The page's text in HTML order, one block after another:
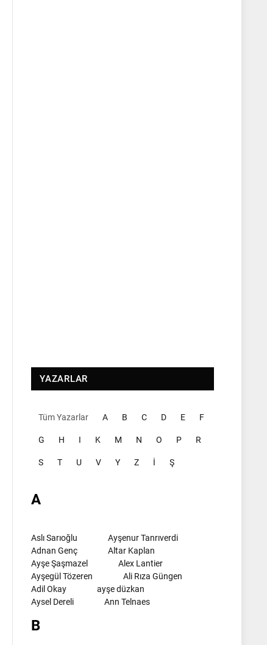
YAZARLAR
Tüm Yazarlar A B C D E F
G H I K M N O P R
S T U V Y Z İ Ş
A
Aslı Sarıoğlu
Ayşenur Tanrıverdi
Adnan Genç
Altar Kaplan
Ayşe Şaşmazel
Alex Lantier
Ayşegül Tözeren
Ali Rıza Güngen
Adil Okay
ayşe düzkan
Aysel Dereli
Ann Telnaes
B